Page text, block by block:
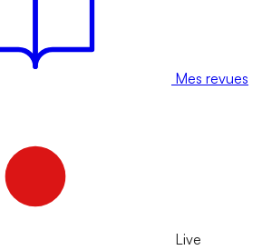
Mes revues
Live